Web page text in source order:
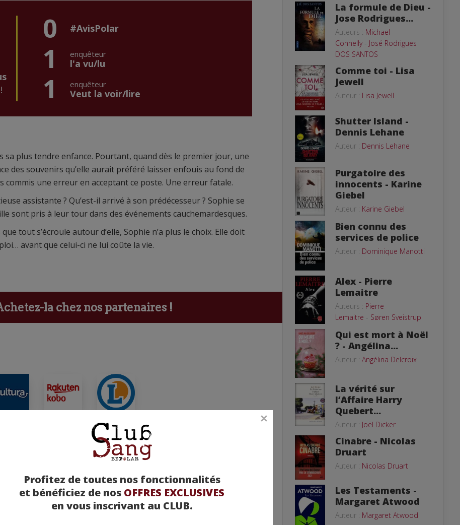
Profitez de toutes nos fonctionnalités
et bénéficiez de nos OFFRES EXCLUSIVES
en vous inscrivant au CLUB.
0 #AvisPolar
1 enquêteur
l'a vu/lu
1 enquêteur
Veut la voir/lire
sa plus tendre enfance. Pourtant, quand dès le premier jour, une
des souvenirs qu’elle aurait préféré laisser enfouis au fond de
commis une erreur en acceptant ce poste. Une erreur fatale.
assistante ? Qu’est-il arrivé à son prédécesseur ? Sophie se
sont pris à leur tour dans des événements cauchemardesques.
tout s’écroule autour d’elle, Sophie n’a plus le choix. Elle doit
avant que celui-ci ne lui coûte la vie.
la chez nos partenaires !
La formule de Dieu -
Jose Rodrigues...
Auteurs : Michael
Connelly- José Rodrigues
DOS SANTOS
Comme toi - Lisa
Jewell
Auteur : Lisa Jewell
Shutter Island -
Dennis Lehane
Auteur : Dennis Lehane
Purgatoire des
innocents - Karine
Giebel
Auteur : Karine Giebel
Bien connu des
services de police
Auteur : Dominique Manotti
Alex - Pierre
Lemaitre
Auteurs : Pierre
Lemaitre - Søren Sveistrup
Qui est mort à Noël
? - Angélina...
Auteur : Angélina Delcroix
La vérité sur
l’Affaire Harry
Quebert...
Auteur : Joël Dicker
Cinabre - Nicolas
Druart
Auteur : Nicolas Druart
Les Testaments -
Margaret Atwood
Auteur : Margaret Atwood